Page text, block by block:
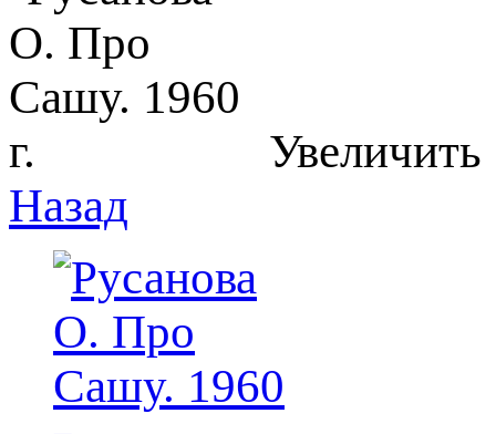
Увеличить
Назад